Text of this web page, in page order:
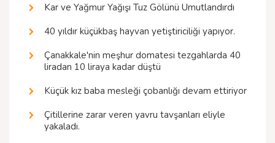
Kar ve Yağmur Yağışı Tuz Gölünü Umutlandırdı
40 yıldır küçükbaş hayvan yetiştiriciliği yapıyor.
Çanakkale'nin meşhur domatesi tezgahlarda 40
liradan 10 liraya kadar düştü
Küçük kız baba mesleği çobanlığı devam ettiriyor
Çitillerine zarar veren yavru tavşanları eliyle
yakaladı.